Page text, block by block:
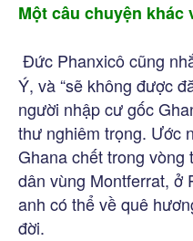
Một câu chuyện khác
Đức Phanxicô cũng
Ý, và “sẽ không được
người nhập cư gốc
thư nghiêm trọng. Ước
Ghana chết trong
dân vùng Montferrat, ở
anh có thể về quê
đời.